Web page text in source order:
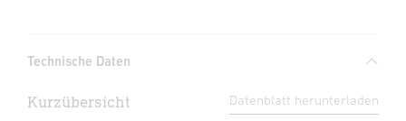
Technische Daten
Kurzübersicht Datenblatt herunterladen